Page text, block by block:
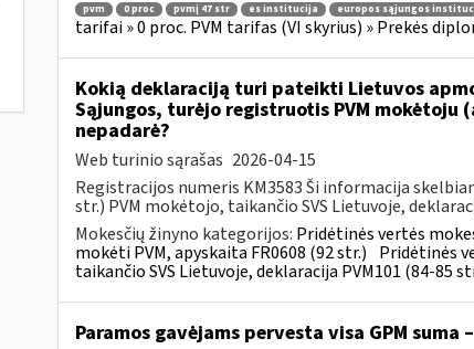
pvm 0 proc pvmį 47 str es institucija europos sąjungos
tarifai » 0 proc. PVM tarifas (VI skyrius) » Prekės
Kokią deklaraciją turi pateikti Lietuvos
Sąjungos, turėjo registruotis PVM mokėtoju
nepadarė?
Web turinio sąrašas 2026-04-15
Registracijos numeris KM3583 Ši informacija
str.) PVM mokėtojo, taikančio SVS Lietuvoje,
Mokesčių žinyno kategorijos: Pridėtinės vertės
mokėti PVM, apyskaita FR0608 (92 str.) Pridėtinės
taikančio SVS Lietuvoje, deklaracija PVM101 (84-85
Paramos gavėjams pervesta visa GPM suma